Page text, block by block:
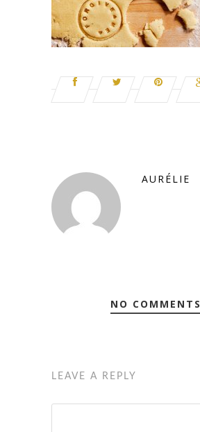
AURÉLIE
NO COMMENTS
LEAVE A REPLY